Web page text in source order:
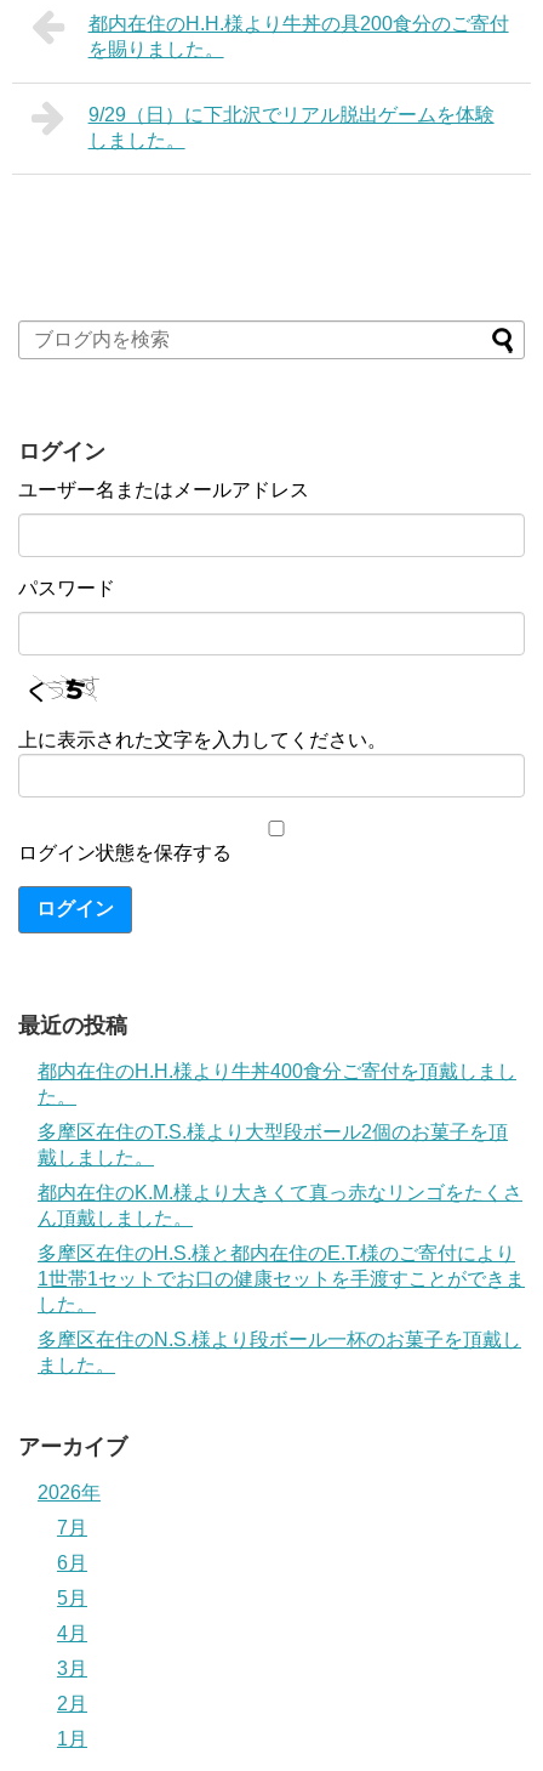
都内在住のH.H.様より牛丼の具200食分のご寄付
を賜りました。
9/29（日）に下北沢でリアル脱出ゲームを体験
しました。
ログイン
ユーザー名またはメールアドレス
パスワード
上に表示された文字を入力してください。
ログイン状態を保存する
ログイン
最近の投稿
都内在住のH.H.様より牛丼400食分ご寄付を頂戴しまし
た。
多摩区在住のT.S.様より大型段ボール2個のお菓子を頂
戴しました。
都内在住のK.M.様より大きくて真っ赤なリンゴをたくさ
ん頂戴しました。
多摩区在住のH.S.様と都内在住のE.T.様のご寄付により
1世帯1セットでお口の健康セットを手渡すことができま
した。
多摩区在住のN.S.様より段ボール一杯のお菓子を頂戴し
ました。
アーカイブ
2026年
7月
6月
5月
4月
3月
2月
1月